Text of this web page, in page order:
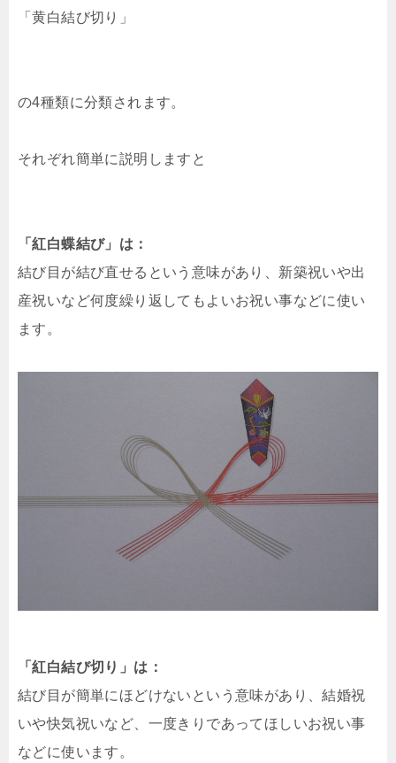
「黄白結び切り」
の4種類に分類されます。
それぞれ簡単に説明しますと
「紅白蝶結び」は：
結び目が結び直せるという意味があり、新築祝いや出
産祝いなど何度繰り返してもよいお祝い事などに使い
ます。
「紅白結び切り」は：
結び目が簡単にほどけないという意味があり、結婚祝
いや快気祝いなど、一度きりであってほしいお祝い事
などに使います。